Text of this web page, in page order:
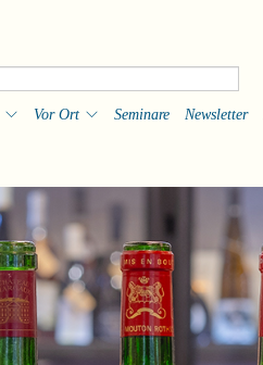
Vor Ort Seminare Newsletter